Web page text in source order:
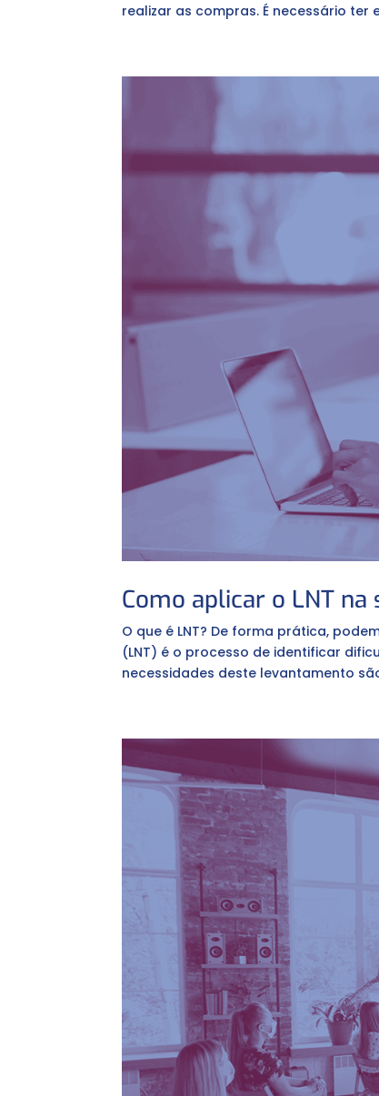
realizar as compras. É necessário ter
Como aplicar o LNT na
O que é LNT? De forma prática,
(LNT) é o processo de identificar
necessidades deste levantamento